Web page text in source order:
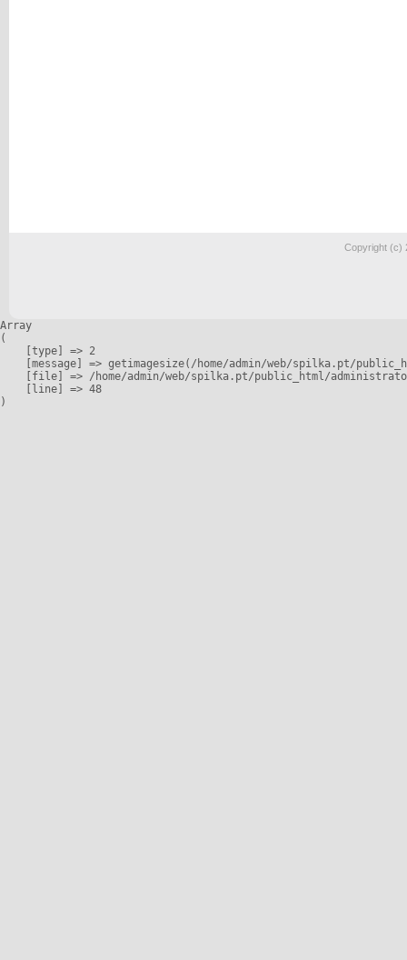
Copyright (c)
Array
(
    [type] => 2
[message] => getimagesize(/home/admin/web/spilka.pt/
[file] => /home/admin/web/spilka.pt/public_html/
    [line] => 48